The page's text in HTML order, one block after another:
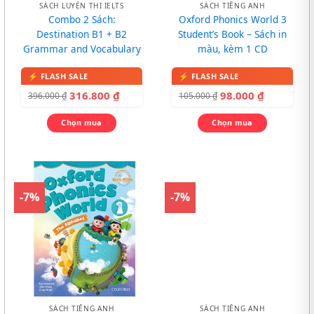
SÁCH LUYỆN THI IELTS
Combo 2 Sách:
Destination B1 + B2
Grammar and Vocabulary
396.000₫ 316.800 ₫
Chọn mua
SÁCH TIẾNG ANH
Oxford Phonics World 3
Student’s Book – Sách in
màu, kèm 1 CD
105.000₫ 98.000 ₫
Chọn mua
-7%
SÁCH TIẾNG ANH
-7%
SÁCH TIẾNG ANH